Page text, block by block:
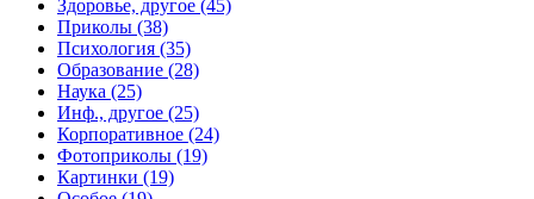
Здоровье, другое (45)
Приколы (38)
Психология (35)
Образование (28)
Наука (25)
Инф., другое (25)
Корпоративное (24)
Фотоприколы (19)
Картинки (19)